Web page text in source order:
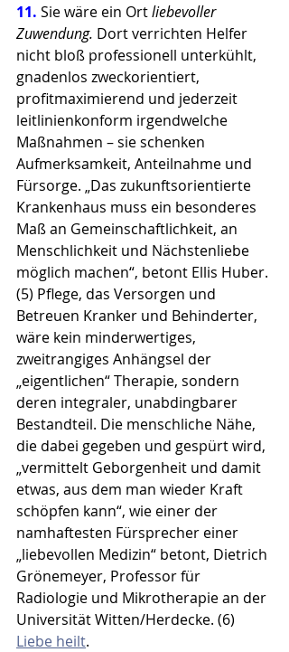
11. Sie wäre ein Ort liebevoller
Zuwendung. Dort verrichten Helfer
nicht bloß professionell unterkühlt,
gnadenlos zweckorientiert,
profitmaximierend und jederzeit
leitlinienkonform irgendwelche
Maßnahmen – sie schenken
Aufmerksamkeit, Anteilnahme und
Fürsorge. „Das zukunftsorientierte
Krankenhaus muss ein besonderes
Maß an Gemeinschaftlichkeit, an
Menschlichkeit und Nächstenliebe
möglich machen“, betont Ellis Huber.
(5) Pflege, das Versorgen und
Betreuen Kranker und Behinderter,
wäre kein minderwertiges,
zweitrangiges Anhängsel der
„eigentlichen“ Therapie, sondern
deren integraler, unabdingbarer
Bestandteil. Die menschliche Nähe,
die dabei gegeben und gespürt wird,
„vermittelt Geborgenheit und damit
etwas, aus dem man wieder Kraft
schöpfen kann“, wie einer der
namhaftesten Fürsprecher einer
„liebevollen Medizin“ betont, Dietrich
Grönemeyer, Professor für
Radiologie und Mikrotherapie an der
Universität Witten/Herdecke. (6)
Liebe heilt.